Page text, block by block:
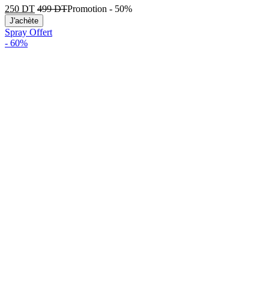
250 DT 499DTPromotion - 50%
J'achète
Spray Offert
- 60%